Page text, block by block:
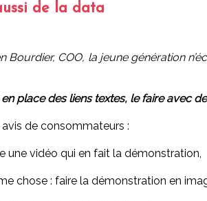
de la data
Bourdier, COO, la jeune génération
place des liens textes, le faire avec
de consommateurs :
une vidéo qui en fait la démonstration,
chose : faire la démonstration en